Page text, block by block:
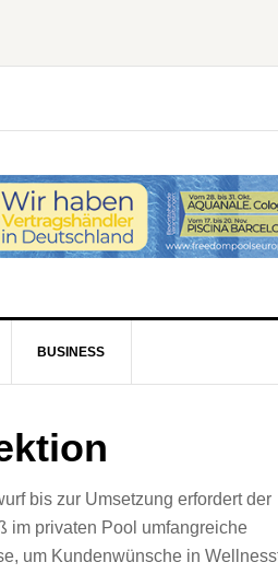
BUSINESS
bis zur Umsetzung erfordert der
im privaten Pool umfangreiche
um Kundenwünsche in